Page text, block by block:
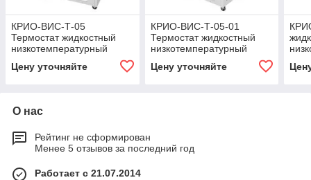
КРИО-ВИС-Т-05
Термостат жидкостный
низкотемпературный
Цену уточняйте
КРИО-ВИС-Т-05-01
Термостат жидкостный
низкотемпературный
Цену уточняйте
О нас
Рейтинг не сформирован
Менее 5 отзывов за последний год
Работает с 21.07.2014